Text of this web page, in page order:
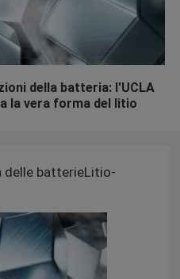
della batteria: l'UCLA
la vera forma del litio
delle batterieLitio-